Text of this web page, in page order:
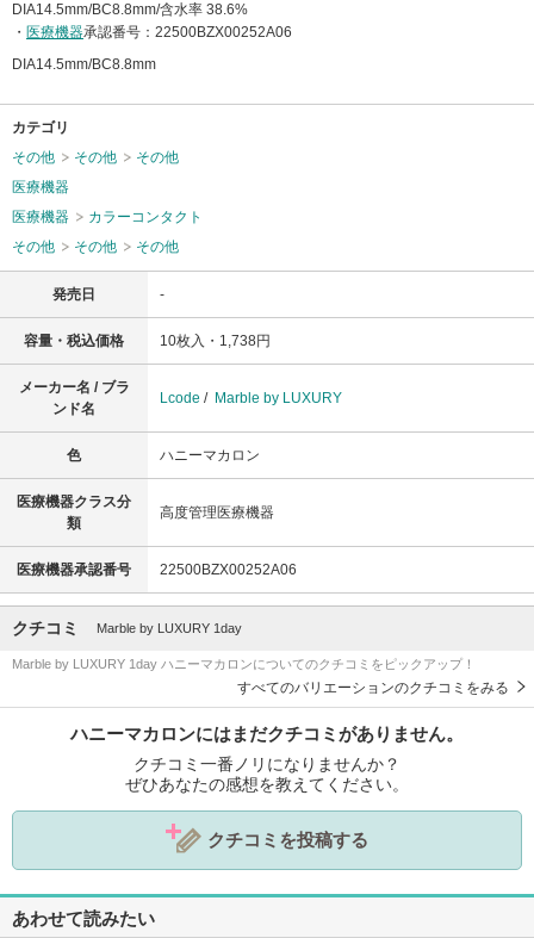
DIA14.5mm/BC8.8mm/含水率 38.6%
・ 医療機器承認番号：22500BZX00252A06
DIA14.5mm/BC8.8mm
カテゴリ
その他
その他
その他
医療機器
医療機器
カラーコンタクト
その他
その他 その他
発売日 -
容量・税込価格 10枚入・1,738円
メーカー名 / ブラ
ンド名
Lcode / Marble by LUXURY
色 ハニーマカロン
医療機器クラス分
類
高度管理医療機器
医療機器承認番号 22500BZX00252A06
クチコミ Marble by LUXURY 1day
Marble by LUXURY 1day ハニーマカロンについてのクチコミをピックアップ！
すべてのバリエーションのクチコミをみる
ハニーマカロンにはまだクチコミがありません。
クチコミ一番ノリになりませんか？
ぜひあなたの感想を教えてください。
クチコミを投稿する
あわせて読みたい